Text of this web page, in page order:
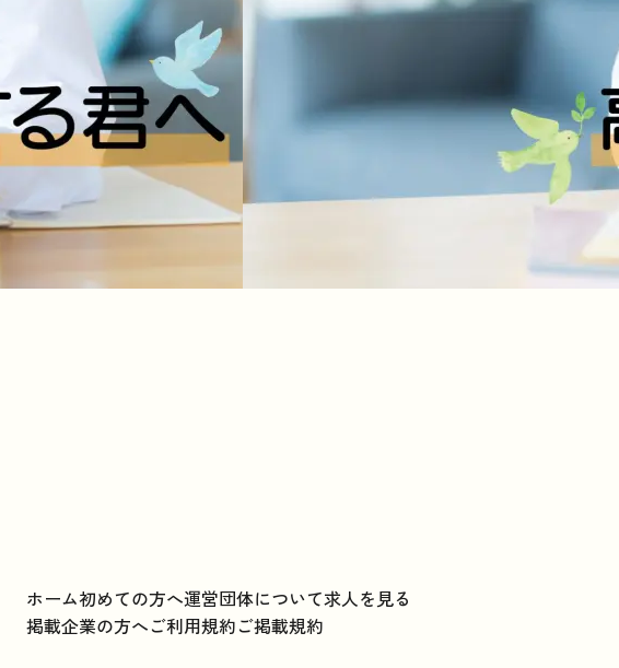
ホーム初めての方へ運営団体について求人を見る
掲載企業の方へご利用規約ご掲載規約